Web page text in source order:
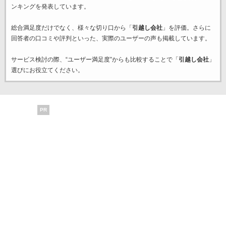
ンキングを発表しています。
総合満足度だけでなく、様々な切り口から「 引越し会社」を評価。さらに
回答者の口コミや評判といった、実際のユーザーの声も掲載しています。
サービス検討の際、“ユーザー満足度”からも比較することで「 引越し会社」
選びにお役立てください。
PR